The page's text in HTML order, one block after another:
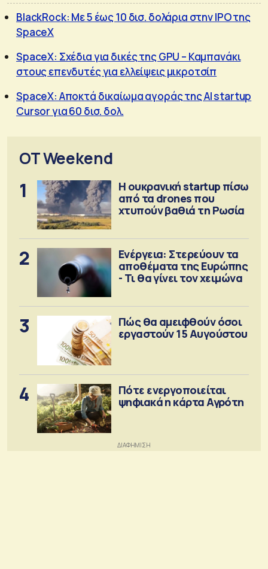
BlackRock: Με 5 έως 10 δισ. δολάρια στην IPO της
SpaceX
SpaceX: Σχέδια για δικές της GPU – Καμπανάκι
στους επενδυτές για ελλείψεις μικροτσίπ
SpaceX: Αποκτά δικαίωμα αγοράς της ΑΙ startup
Cursor για 60 δισ. δολ.
OT Weekend
1
Η ουκρανική startup πίσω
από τα drones που
χτυπούν βαθιά τη Ρωσία
2
Ενέργεια: Στερεύουν τα
αποθέματα της Ευρώπης
- Τι θα γίνει τον χειμώνα
3
Πώς θα αμειφθούν όσοι
εργαστούν 15 Αυγούστου
4
Πότε ενεργοποιείται
ψηφιακά η κάρτα Αγρότη